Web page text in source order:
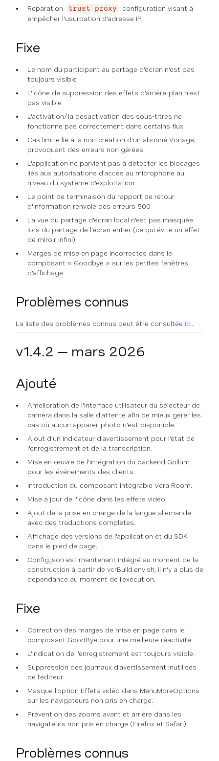
Réparation trust proxy
configuration visant à
empêcher l'usurpation d'adresse IP
Fixe
Le nom du participant au partage d'écran n'est pas
toujours visible
L'icône de suppression des effets d'arrière-plan n'est
pas visible
L'activation/la désactivation des sous-titres ne
fonctionne pas correctement dans certains flux
Cas limite lié à la non-création d'un abonné Vonage,
provoquant des erreurs non gérées
L'application ne parvient pas à détecter les blocages
liés aux autorisations d'accès au microphone au
niveau du système d'exploitation
Le point de terminaison du rapport de retour
d'information renvoie des erreurs 500
La vue du partage d'écran local n'est pas masquée
lors du partage de l'écran entier (ce qui évite un effet
de miroir infini)
Marges de mise en page incorrectes dans le
composant « Goodbye » sur les petites fenêtres
d'affichage
Problèmes connus
La liste des problèmes connus peut être consultée ici.
v1.4.2 — mars 2026
Ajouté
Amélioration de l'interface utilisateur du sélecteur de
caméra dans la salle d'attente afin de mieux gérer les
cas où aucun appareil photo n'est disponible.
Ajout d'un indicateur d'avertissement pour l'état de
l'enregistrement et de la transcription.
Mise en œuvre de l'intégration du backend Gollum
pour les événements des clients.
Introduction du composant intégrable Vera Room.
Mise à jour de l'icône dans les effets vidéo.
Ajout de la prise en charge de la langue allemande
avec des traductions complètes.
Affichage des versions de l'application et du SDK
dans le pied de page.
Config.json est maintenant intégré au moment de la
construction à partir de vcrBuild.env.sh, il n'y a plus de
dépendance au moment de l'exécution.
Fixe
Correction des marges de mise en page dans le
composant GoodBye pour une meilleure réactivité.
L'indication de l'enregistrement est toujours visible.
Suppression des journaux d'avertissement inutilisés
de l'éditeur.
Masque l'option Effets vidéo dans MenuMoreOptions
sur les navigateurs non pris en charge.
Prévention des zooms avant et arrière dans les
navigateurs non pris en charge (Firefox et Safari).
Problèmes connus